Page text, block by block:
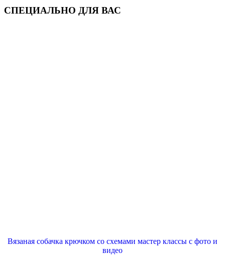
СПЕЦИАЛЬНО ДЛЯ ВАС
Вязаная собачка крючком со схемами мастер классы с фото и
видео